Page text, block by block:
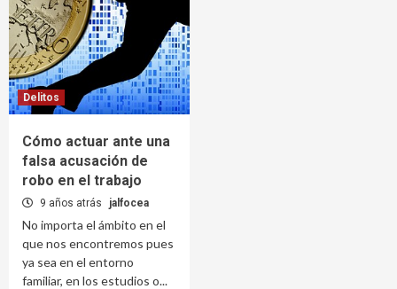
Delitos
Cómo actuar ante una
falsa acusación de
robo en el trabajo
9 años atrás jalfocea
No importa el ámbito en el
que nos encontremos pues
ya sea en el entorno
familiar, en los estudios o...